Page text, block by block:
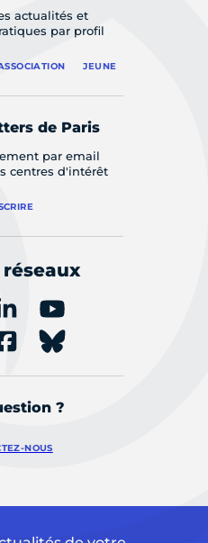
actualités et
par profil
JEUNE
de Paris
par email
centres d'intérêt
?
NOUS